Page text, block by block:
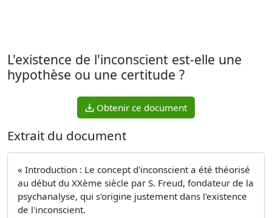
L'existence de l'inconscient est-elle une
hypothèse ou une certitude ?
Obtenir ce document
Extrait du document
« Introduction : Le concept d'inconscient a été théorisé
au début du XXème siècle par S. Freud, fondateur de la
psychanalyse, qui s'origine justement dans l'existence
de l'inconscient.